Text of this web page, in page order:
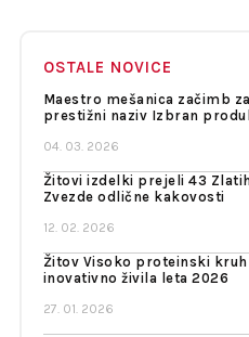
OSTALE NOVICE
Maestro mešanica začimb
prestižni naziv Izbran
04. 03. 2026
Žitovi izdelki prejeli 43
Zvezde odlične kakovosti
12. 02. 2026
Žitov Visoko proteinski
inovativno živila leta 2026
27. 01. 2026